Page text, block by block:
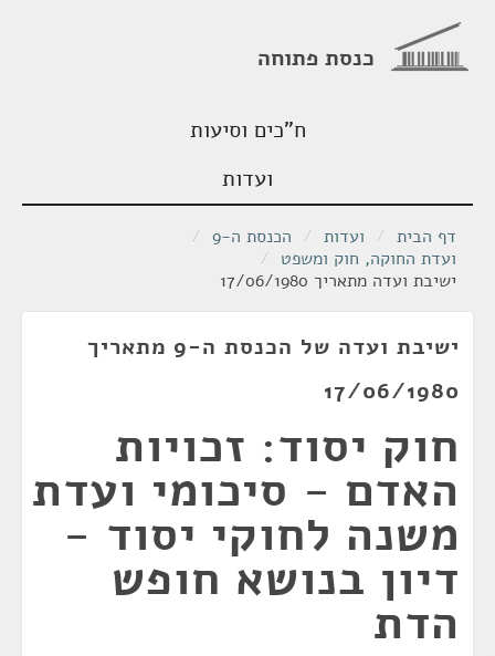
כנסת פתוחה
ח"כים וסיעות
ועדות
דף הבית / ועדות / הכנסת ה-9
/
ועדת החוקה, חוק ומשפט /
ישיבת ועדה מתאריך 17/06/1980
ישיבת ועדה של הכנסת ה-9 מתאריך
17/06/1980
חוק יסוד: זכויות
האדם - סיכומי ועדת
משנה לחוקי יסוד -
דיון בנושא חופש
הדת